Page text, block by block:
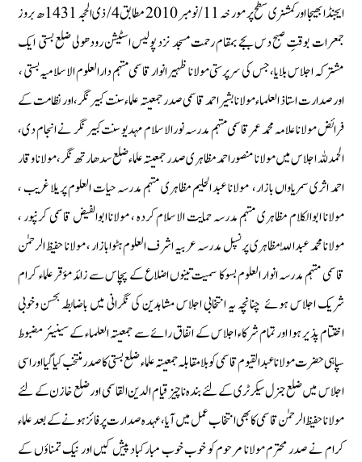
ایجنڈا بھیجا اور کمشنری سطح پر مورخہ 11/ نومبر 2010 مطابق 4/ ذی الحجہ 1431ھ بروز
جمعرات بوقتِ صبح دس بجے بمقام رحمت مسجد نزد پولیس اسٹیشن رودھولی ضلع بستی ایک
مشترکہ اجلاس بلایا ،جس کی سرپرستی مولانا ظہیر انوار قاسمی مہتمم دارالعلوم الاسلامیہ بستی ،
اورصدارت استاذ العلماء مولانا بشیر احمد قاسمی صدر جمعیتہ علماء سنت کبیر نگر،اور نظامت کے
فرائض مولانا علامہ محمد عمر قاسمی مہتمم مدرسہ نورالاسلام مہدیو سنت کبیر نگر نے انجام دی،
الحمدللہ اجلاس میں مولانا منصور احمد مظاہری صدر جمعیتہ علماء ضلع سدھارتھ نگر ، مولانا وقار
احمد اثری سمریاواں بازار، مولانا عبد الحلیم مظاہری مہتمم مدرسہ حیات العلوم پریلا غریب ،
مولانا ابوالکلام مظاہری مہتمم مدرسہ حمایت الاسلام کردہ ، مولانا ابوالفیض قاسمی کرنپور ،
مولانا محمد عبداللّٰہ مظاہری پرنسپل مدرسہ عربیہ اشرف العلوم ہٹوابازار ، مولانا حفیظ الرحمٰن
قاسمی مہتمم مدرسہ انوار العلوم بسوکا سمیت تینوں اضلاع کے پچاس سے زائد مؤقر علماء کرام
شریک اجلاس ہوئے چنانچہ یہ انتخابی اجلاس مشاہدین کی نگرانی میں باضابطہ بحسن وخوبی
اختتام پذیر ہوا اور تمام شرکاء اجلاس کے اتفاق رائے سے جمعیتہ العلماء کے سینیئر مضبوط
سپاہی حضرت مولانا عبد القیوم قاسمی کو بلامقابلہ جمعیتہ علماء ضلع بستی کا صدر منتخب کیا گیا اور اسی
اجلاس میں ضلع جنرل سیکرٹری کے لئے بندہ ناچیز قیام الدین القاسمی اور ضلع خازن کے لئے
مولانا حفیظ الرحمٰن قاسمی کا بھی انتخاب عمل میں آیا، عہدہ صدارت پر فائز ہونے کے بعد علماء
کرام نے صدر محترم مولانا مرحوم کو خوب خوب مبارکباد پیش کیں اور نیک تمناؤں کے